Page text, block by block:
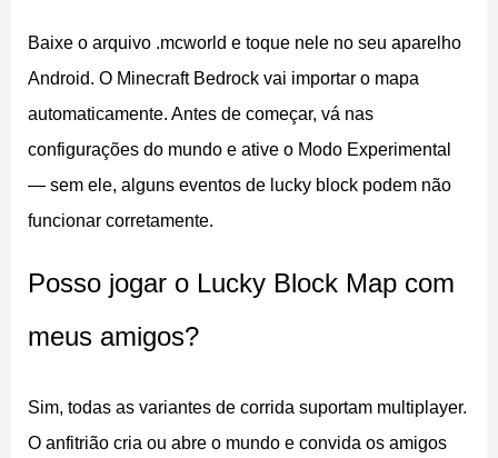
vantagem real na chegada.
Competition with Lucky Blocks
Essa variante para três jogadores foi criada por
BenTDD. Os jogadores pegam blocos de spawn no
e iniciar a corrida.
O formato é parecido com a corrida clássica, mas com
Baixe o arquivo .mcworld e toque nele no seu aparelho
Android. O Minecraft Bedrock vai importar o mapa
automaticamente. Antes de começar, vá nas
configurações do mundo e ative o Modo Experimental
— sem ele, alguns eventos de lucky block podem não
funcionar corretamente.
Posso jogar o Lucky Block Map com
meus amigos?
Sim, todas as variantes de corrida suportam multiplayer.
O anfitrião cria ou abre o mundo e convida os amigos